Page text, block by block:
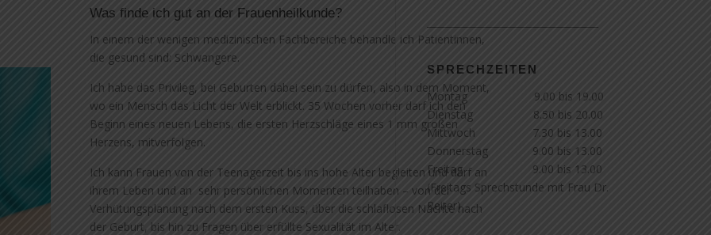
Was finde ich gut an der Frauenheilkunde?
In einem der wenigen medizinischen Fachbereiche behandle ich Patientinnen,
die gesund sind: Schwangere.
Ich habe das Privileg, bei Geburten dabei sein zu dürfen, also in dem Moment,
wo ein Mensch das Licht der Welt erblickt. 35 Wochen vorher darf ich den
Beginn eines neuen Lebens, die ersten Herzschläge eines 1 mm großen
Herzens, mitverfolgen.
Ich kann Frauen von der Teenagerzeit bis ins hohe Alter begleiten und darf an
ihrem Leben und an sehr persönlichen Momenten teilhaben – von der
Verhütungsplanung nach dem ersten Kuss, über die schlaflosen Nächte nach
der Geburt, bis hin zu Fragen über erfüllte Sexualität im Alter.
SPRECHZEITEN
Montag 9.00 bis 19.00
Dienstag 8.50 bis 20.00
Mittwoch 7.30 bis 13.00
Donnerstag 9.00 bis 13.00
Freitag 9.00 bis 13.00
(Freitags Sprechstunde mit Frau Dr.
Reiter)